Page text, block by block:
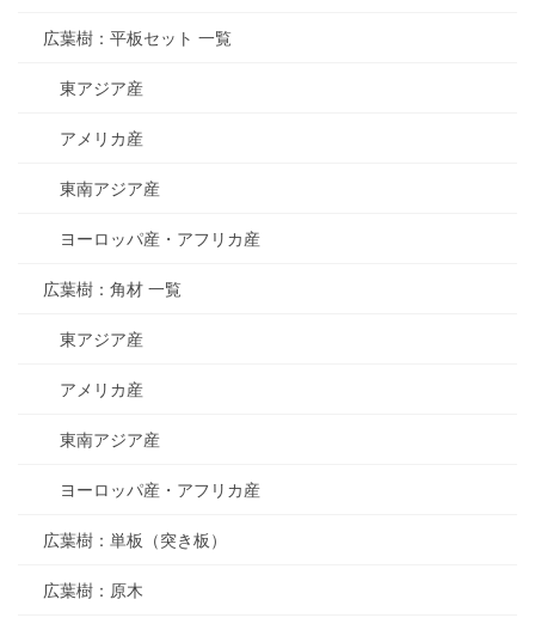
広葉樹：平板セット 一覧
東アジア産
アメリカ産
東南アジア産
ヨーロッパ産・アフリカ産
広葉樹：角材 一覧
東アジア産
アメリカ産
東南アジア産
ヨーロッパ産・アフリカ産
広葉樹：単板（突き板）
広葉樹：原木